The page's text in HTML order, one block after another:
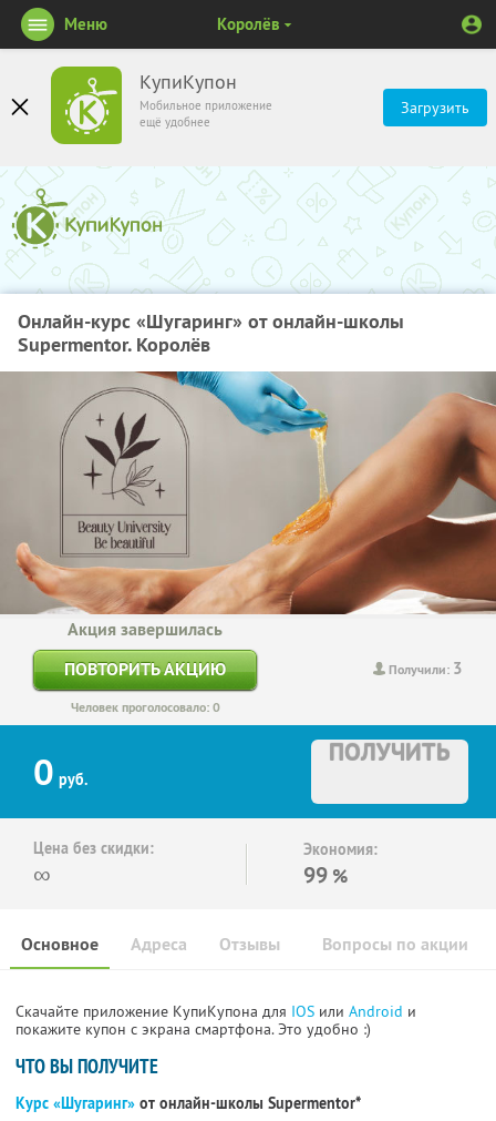
КупиКупон
Мобильное приложение
ещё удобнее
Загрузить
Меню Королёв
Онлайн-курс «Шугаринг» от онлайн-школы
Supermentor. Королёв
Получили: 3
Акция завершилась
ПОВТОРИТЬ АКЦИЮ
Человек проголосовало: 0
0 руб.
ПОЛУЧИТЬ
Цена без скидки:
∞
Экономия:
99 %
Основное Отзывы Вопросы по акции
Адреса
Скачайте приложение КупиКупона для IOS или Android и
покажите купон с экрана смартфона. Это удобно :)
ЧТО ВЫ ПОЛУЧИТЕ
Курс «Шугаринг» от онлайн-школы Supermentor*